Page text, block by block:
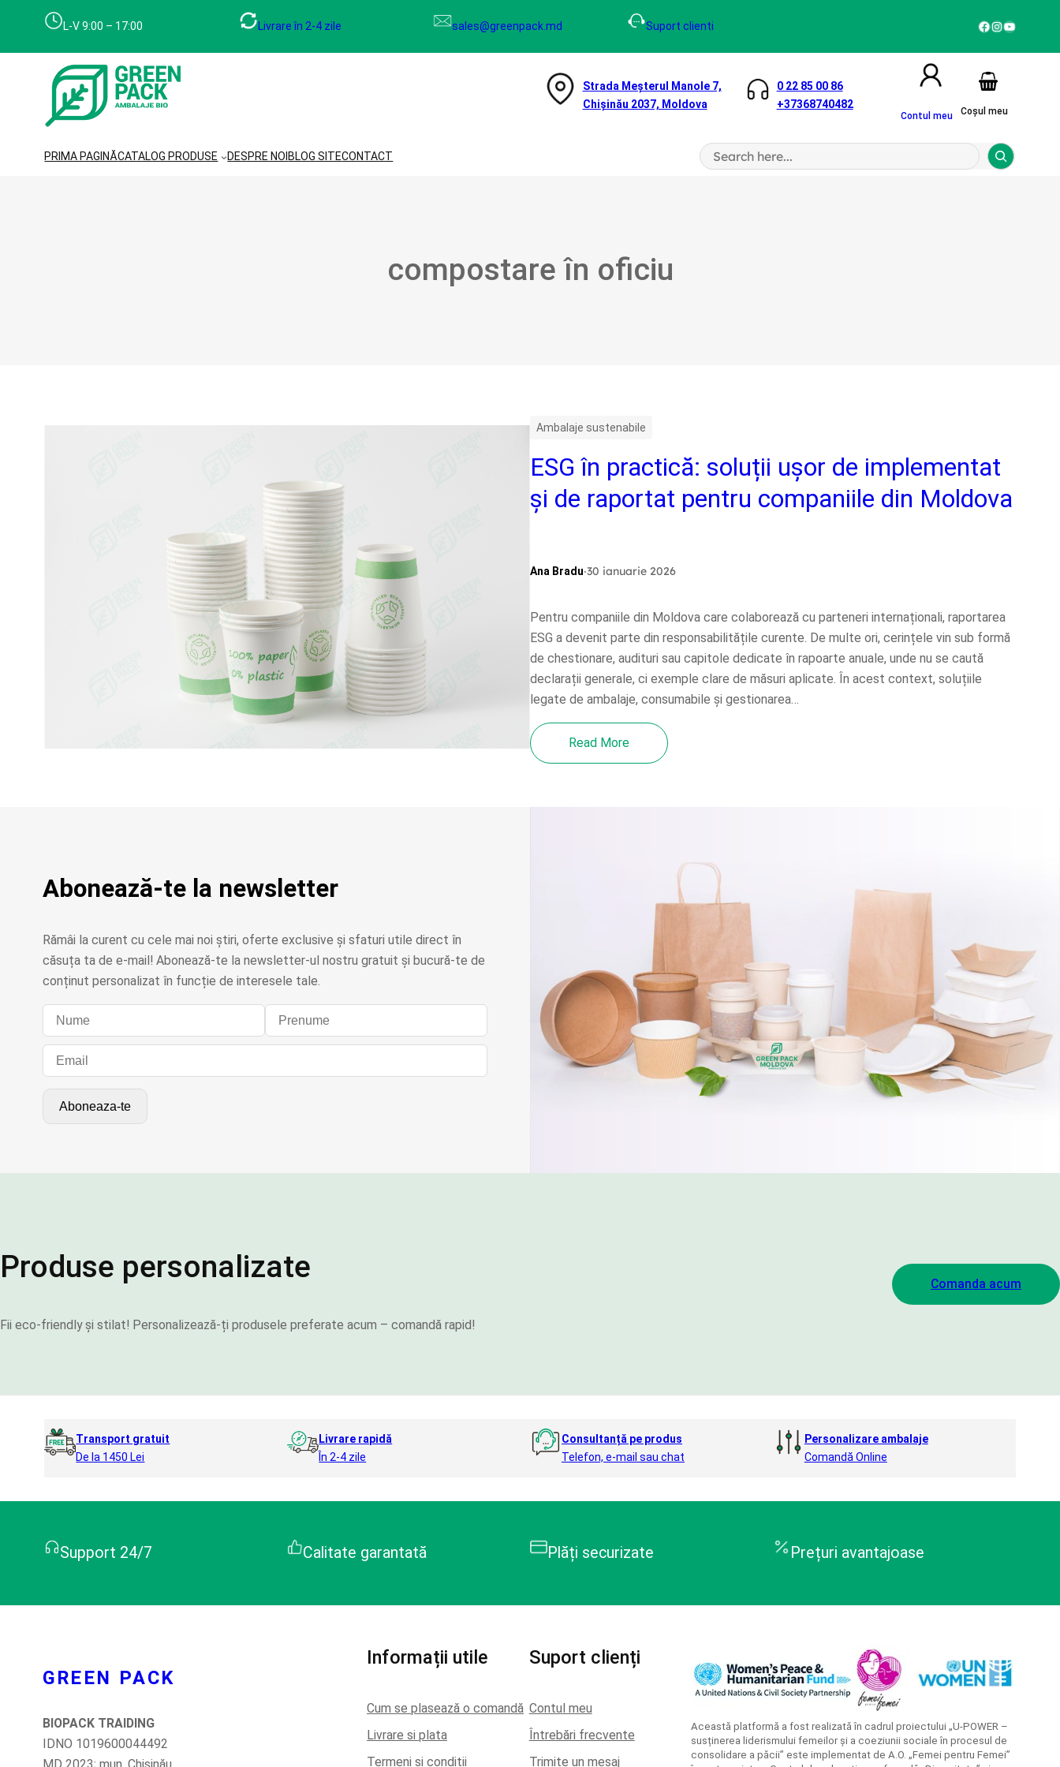
L-V 9:00 – 17:00 Livrare în 2-4 zile sales@greenpack.md Suport clienti Facebook InstagramYouTube
Strada Meșterul Manole 7,
Chișinău 2037, Moldova
0 22 85 00 86
+37368740482
Contul meu Coșul meu
PRIMA PAGINĂCATALOG PRODUSE DESPRE NOI BLOG SITECONTACT
S
e
compostare în oficiu
Ambalaje sustenabile
ESG în practică: soluții ușor de implementat
și de raportat pentru companiile din Moldova
Ana Bradu.30 ianuarie 2026
Pentru companiile din Moldova care colaborează cu parteneri internaționali, raportarea
ESG a devenit parte din responsabilitățile curente. De multe ori, cerințele vin sub formă
de chestionare, audituri sau capitole dedicate în rapoarte anuale, unde nu se caută
declarații generale, ci exemple clare de măsuri aplicate. În acest context, soluțiile
legate de ambalaje, consumabile și gestionarea…
Read More
Abonează-te la newsletter
Rămâi la curent cu cele mai noi știri, oferte exclusive și sfaturi utile direct în
căsuța ta de e-mail! Abonează-te la newsletter-ul nostru gratuit și bucură-te de
conținut personalizat în funcție de interesele tale.
Produse personalizate
Fii eco-friendly și stilat! Personalizează-ți produsele preferate acum – comandă rapid!
Comanda acum
Transport gratuit
De la 1450 Lei
Livrare rapidă
În 2-4 zile
Consultanță pe produs
Telefon, e-mail sau chat
Personalizare ambalaje
Comandă Online
Support 24/7 Calitate garantată Plăți securizate Prețuri avantajoase
GREEN PACK
BIOPACK TRAIDING
IDNO 1019600044492
Informații utile
Cum se plasează o comandă
Livrare si plata
Termeni și condiții
Suport clienți
Contul meu
Întrebări frecvente
Trimite un mesaj
Această platformă a fost realizată în cadrul proiectului „U-POWER –
susținerea liderismului femeilor și a coeziunii sociale în procesul de
consolidare a păcii” este implementat de A.O. „Femei pentru Femei”